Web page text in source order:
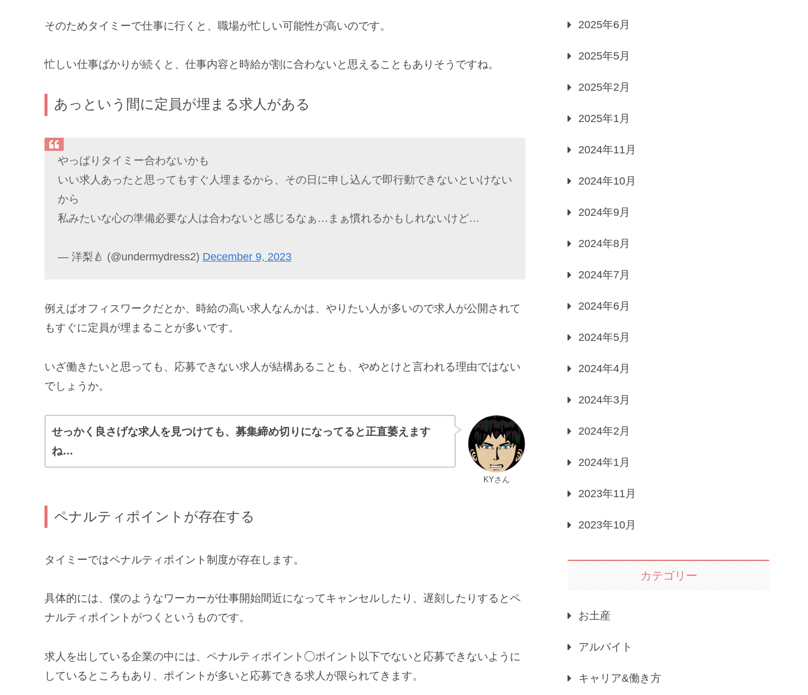
そのためタイミーで仕事に行くと、職場が忙しい可能性が高いのです。
忙しい仕事ばかりが続くと、仕事内容と時給が割に合わないと思えることもありそうですね。
あっという間に定員が埋まる求人がある
やっぱりタイミー合わないかも
いい求人あったと思ってもすぐ人埋まるから、その日に申し込んで即行動できないといけない
から
私みたいな心の準備必要な人は合わないと感じるなぁ…まぁ慣れるかもしれないけど…
— 洋梨🍐 (@undermydress2) December 9, 2023
例えばオフィスワークだとか、時給の高い求人なんかは、やりたい人が多いので求人が公開されて
もすぐに定員が埋まることが多いです。
いざ働きたいと思っても、応募できない求人が結構あることも、やめとけと言われる理由ではない
でしょうか。
KYさん
せっかく良さげな求人を見つけても、募集締め切りになってると正直萎えます
ね…
ペナルティポイントが存在する
タイミーではペナルティポイント制度が存在します。
具体的には、僕のようなワーカーが仕事開始間近になってキャンセルしたり、遅刻したりするとペ
ナルティポイントがつくというものです。
求人を出している企業の中には、ペナルティポイント◯ポイント以下でないと応募できないように
しているところもあり、ポイントが多いと応募できる求人が限られてきます。
2025年6月
2025年5月
2025年2月
2025年1月
2024年11月
2024年10月
2024年9月
2024年8月
2024年7月
2024年6月
2024年5月
2024年4月
2024年3月
2024年2月
2024年1月
2023年11月
2023年10月
カテゴリー
お土産
アルバイト
キャリア&働き方